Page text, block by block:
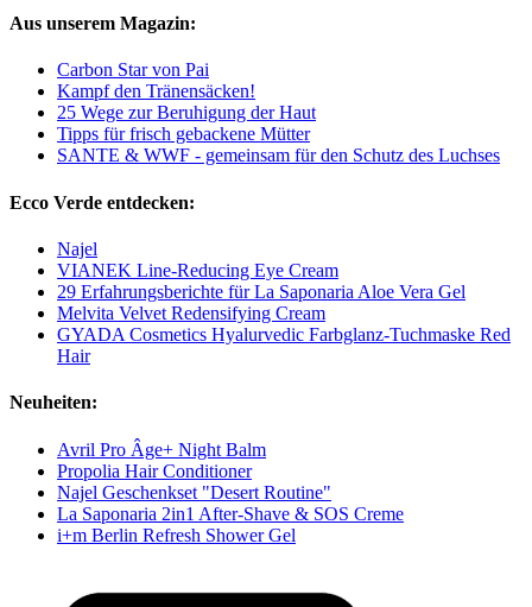
Aus unserem Magazin:
Carbon Star von Pai
Kampf den Tränensäcken!
25 Wege zur Beruhigung der Haut
Tipps für frisch gebackene Mütter
SANTE & WWF - gemeinsam für den Schutz des Luchses
Ecco Verde entdecken:
Najel
VIANEK Line-Reducing Eye Cream
29 Erfahrungsberichte für La Saponaria Aloe Vera Gel
Melvita Velvet Redensifying Cream
GYADA Cosmetics Hyalurvedic Farbglanz-Tuchmaske Red
Hair
Neuheiten:
Avril Pro Âge+ Night Balm
Propolia Hair Conditioner
Najel Geschenkset "Desert Routine"
La Saponaria 2in1 After-Shave & SOS Creme
i+m Berlin Refresh Shower Gel